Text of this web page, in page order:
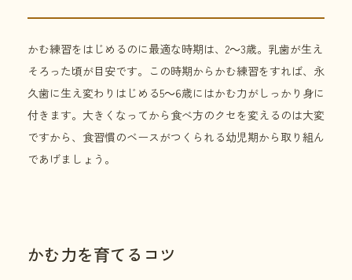
かむ練習をはじめるのに最適な時期は、2～3歳。乳歯が生え
そろった頃が目安です。この時期からかむ練習をすれば、永
久歯に生え変わりはじめる5～6歳にはかむ力がしっかり身に
付きます。大きくなってから食べ方のクセを変えるのは大変
ですから、食習慣のベースがつくられる幼児期から取り組ん
であげましょう。
かむ力を育てるコツ